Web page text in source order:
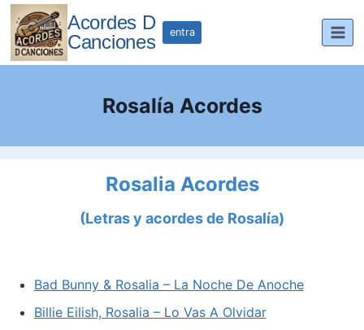
Saltar
contenido
Acordes D
Canciones
entra
Rosalía Acordes
Rosalia Acordes
(Letras y acordes de Rosalía)
Bad Bunny & Rosalia – La Noche De Anoche
Billie Eilish, Rosalia – Lo Vas A Olvidar